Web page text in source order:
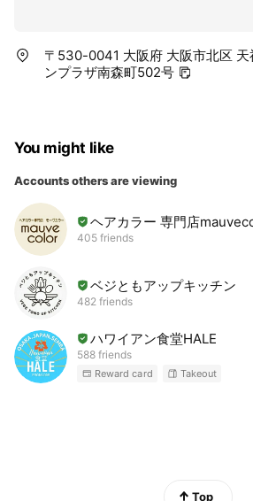
〒530-0041 大阪府 大阪市北区
ンプラザ南森町502号
You might like
Accounts others are viewing
ヘアカラー 専門店
405 friends
ベジともアップキッチン
482 friends
ハワイアン食堂HALE
588 friends
Reward card Takeout
Top